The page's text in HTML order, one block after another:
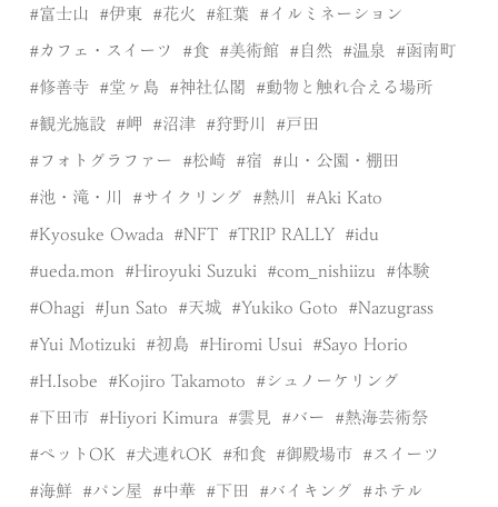
富士山 伊東 花火 紅葉 イルミネーション
カフェ・スイーツ 食 美術館 自然 温泉 函南町
修善寺 堂ヶ島 神社仏閣 動物と触れ合える場所
観光施設 岬 沼津 狩野川 戸田
フォトグラファー 松崎 宿 山・公園・棚田
池・滝・川 サイクリング 熱川 Aki Kato
Kyosuke Owada NFT TRIP RALLY idu
ueda.mon Hiroyuki Suzuki com_nishiizu 体験
Ohagi Jun Sato 天城 Yukiko Goto Nazugrass
Yui Motizuki 初島 Hiromi Usui Sayo Horio
H.Isobe Kojiro Takamoto シュノーケリング
下田市 Hiyori Kimura 雲見 バー 熱海芸術祭
ペットOK 犬連れOK 和食 御殿場市 スイーツ
海鮮 パン屋 中華 下田 バイキング ホテル